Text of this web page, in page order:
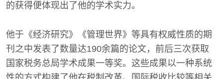
的获得便体现出了他的学术实力。
他于《经济研究》《管理世界》等具有权威性质的期
刊之中发表了数量达190余篇的论文，前后三次获取
国家税务总局学术成果一等奖。这些成果以一种系统